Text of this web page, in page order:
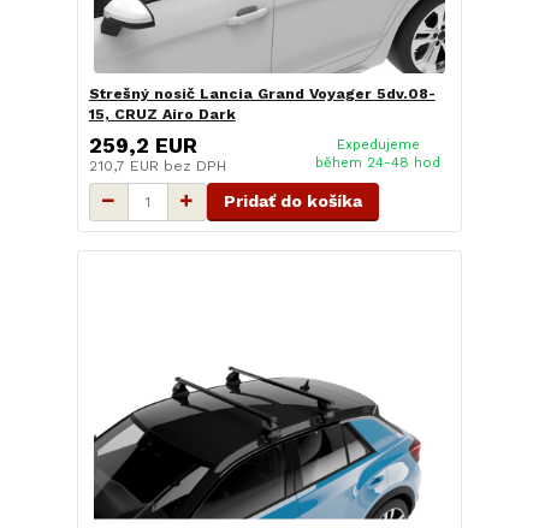
Strešný nosič Lancia Grand Voyager 5dv.08-
15, CRUZ Airo Dark
259,2 EUR
210,7 EUR bez DPH
Expedujeme
během 24-48 hod
Pridať do košíka